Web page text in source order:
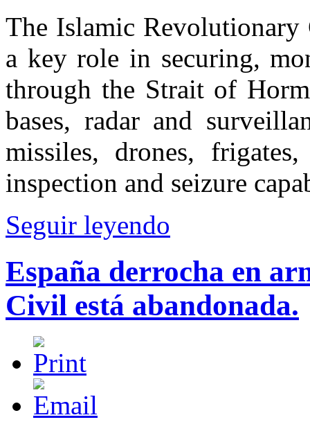
The Islamic
a key role in securing,
through the Strait of
bases, radar and
missiles, drones,
inspection and seizure
Seguir leyendo
España derrocha en
Civil está abandonada.